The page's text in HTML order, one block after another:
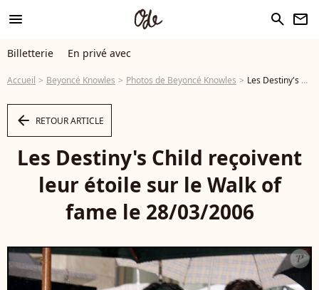
menu search newsletter
Billetterie En privé avec
Accueil Beyoncé Knowles Photos de Beyoncé Knowles Les Destiny's Child reçoivent leur étoile sur le Walk of fame le 28/03/2006 - Photo
arrow_left RETOUR ARTICLE
Les Destiny's Child reçoivent
leur étoile sur le Walk of
fame le 28/03/2006